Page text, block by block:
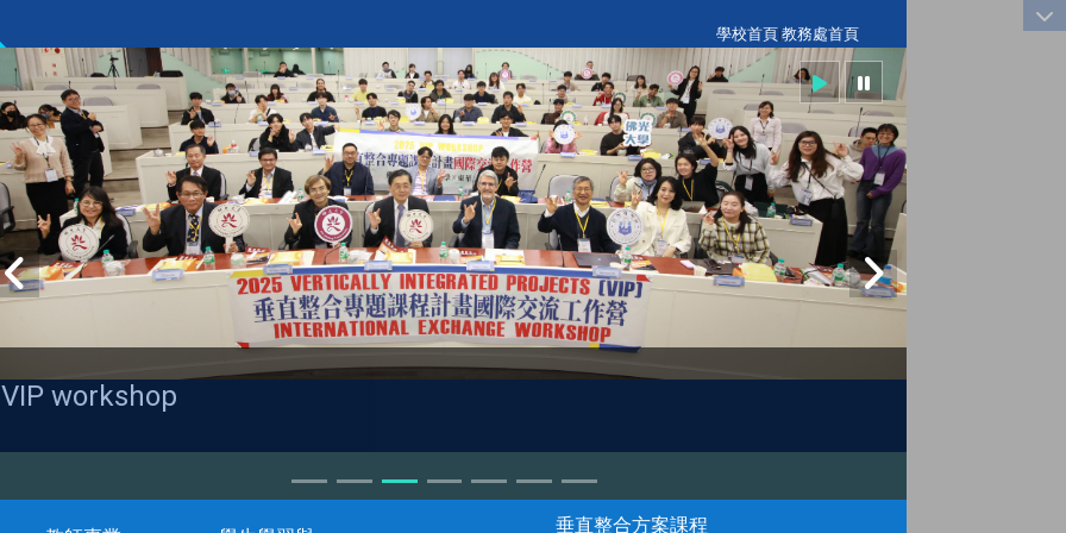
學校首頁|教務處首頁
VIP workshop
垂直整合方案課程